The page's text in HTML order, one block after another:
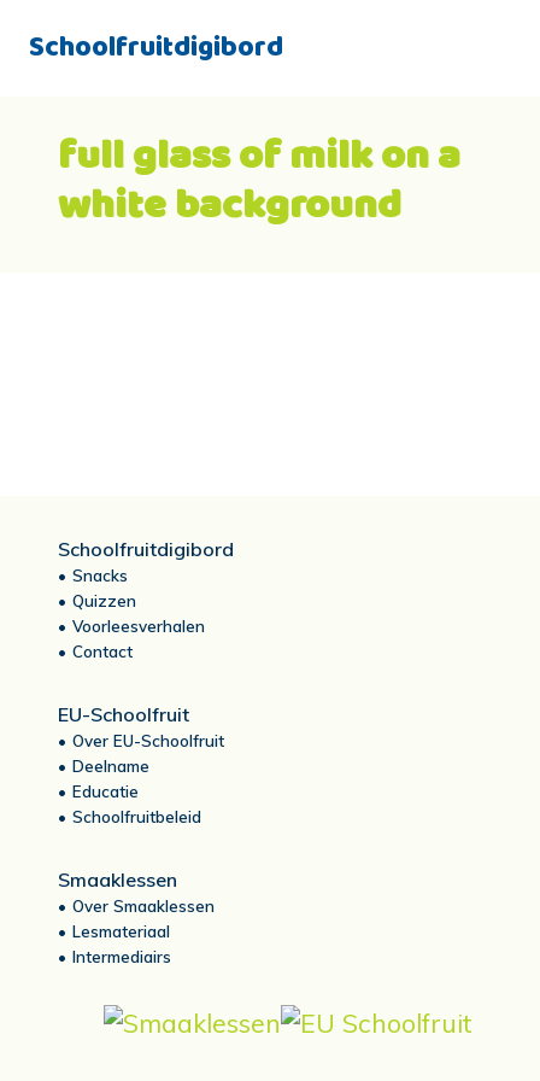
Schoolfruitdigibord
full glass of milk on a
white background
Schoolfruitdigibord
Snacks
Quizzen
Voorleesverhalen
Contact
EU-Schoolfruit
Over EU-Schoolfruit
Deelname
Educatie
Schoolfruitbeleid
Smaaklessen
Over Smaaklessen
Lesmateriaal
Intermediairs